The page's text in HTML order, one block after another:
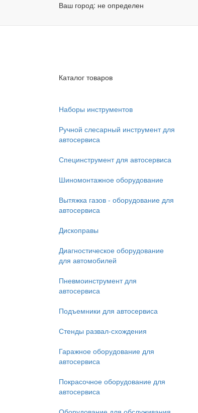
Ваш город: не определен
Каталог товаров
Наборы инструментов
Ручной слесарный инструмент для
автосервиса
Специнструмент для автосервиса
Шиномонтажное оборудование
Вытяжка газов - оборудование для
автосервиса
Дископравы
Диагностическое оборудование
для автомобилей
Пневмоинструмент для
автосервиса
Подъемники для автосервиса
Стенды развал-схождения
Гаражное оборудование для
автосервиса
Покрасочное оборудование для
автосервиса